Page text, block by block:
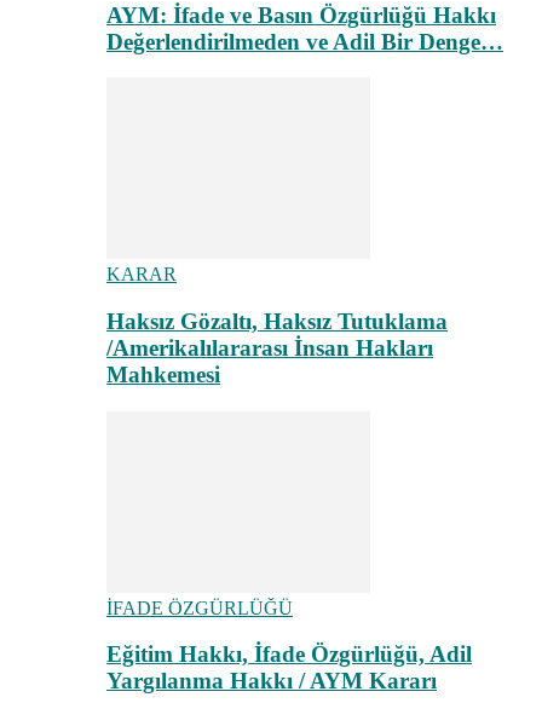
AYM: İfade ve Basın Özgürlüğü Hakkı
Değerlendirilmeden ve Adil Bir Denge…
KARAR
Haksız Gözaltı, Haksız Tutuklama
/Amerikalılararası İnsan Hakları
Mahkemesi
İFADE ÖZGÜRLÜĞÜ
Eğitim Hakkı, İfade Özgürlüğü, Adil
Yargılanma Hakkı / AYM Kararı